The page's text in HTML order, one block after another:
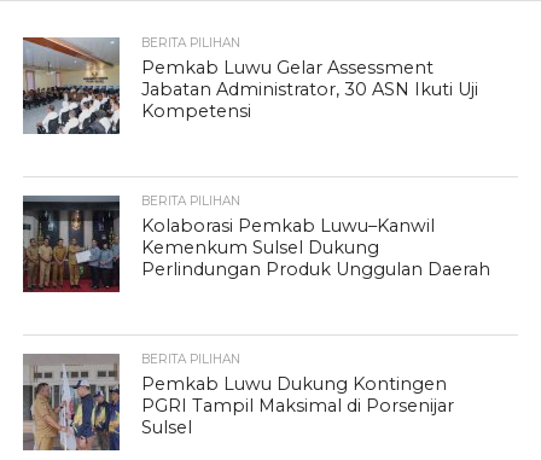
BERITA PILIHAN
Pemkab Luwu Gelar Assessment
Jabatan Administrator, 30 ASN Ikuti Uji
Kompetensi
BERITA PILIHAN
Kolaborasi Pemkab Luwu–Kanwil
Kemenkum Sulsel Dukung
Perlindungan Produk Unggulan Daerah
BERITA PILIHAN
Pemkab Luwu Dukung Kontingen
PGRI Tampil Maksimal di Porsenijar
Sulsel